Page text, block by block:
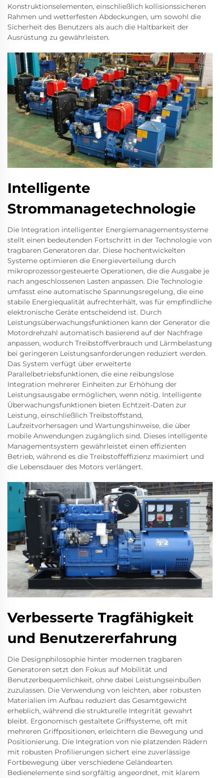
Konstruktionselementen, einschließlich kollisionssicheren
Rahmen und wetterfesten Abdeckungen, um sowohl die
Sicherheit des Benutzers als auch die Haltbarkeit der
Ausrüstung zu gewährleisten.
Intelligente
Strommanagetechnologie
Die Integration intelligenter Energiemanagementsysteme
stellt einen bedeutenden Fortschritt in der Technologie von
tragbaren Generatoren dar. Diese hochentwickelten
Systeme optimieren die Energieverteilung durch
mikroprozessorgesteuerte Operationen, die die Ausgabe je
nach angeschlossenen Lasten anpassen. Die Technologie
umfasst eine automatische Spannungsregelung, die eine
stabile Energiequalität aufrechterhält, was für empfindliche
elektronische Geräte entscheidend ist. Durch
Leistungsüberwachungsfunktionen kann der Generator die
Motordrehzahl automatisch basierend auf der Nachfrage
anpassen, wodurch Treibstoffverbrauch und Lärmbelastung
bei geringeren Leistungsanforderungen reduziert werden.
Das System verfügt über erweiterte
Parallelbetriebsfunktionen, die eine reibungslose
Integration mehrerer Einheiten zur Erhöhung der
Leistungsausgabe ermöglichen, wenn nötig. Intelligente
Überwachungsfunktionen bieten Echtzeit-Daten zur
Leistung, einschließlich Treibstoffstand,
Laufzeitvorhersagen und Wartungshinweise, die über
mobile Anwendungen zugänglich sind. Dieses intelligente
Managementsystem gewährleistet einen effizienten
Betrieb, während es die Treibstoffeffizienz maximiert und
die Lebensdauer des Motors verlängert.
Verbesserte Tragfähigkeit
und Benutzererfahrung
Die Designphilosophie hinter modernen tragbaren
Generatoren setzt den Fokus auf Mobilität und
Benutzerbequemlichkeit, ohne dabei Leistungseinbußen
zuzulassen. Die Verwendung von leichten, aber robusten
Materialien im Aufbau reduziert das Gesamtgewicht
erheblich, während die strukturelle Integrität gewahrt
bleibt. Ergonomisch gestaltete Griffsysteme, oft mit
mehreren Griffpositionen, erleichtern die Bewegung und
Positionierung. Die Integration von nie platzenden Rädern
mit robusten Profilierungen sichert eine zuverlässige
Fortbewegung über verschiedene Geländearten.
Bedienelemente sind sorgfältig angeordnet, mit klarem